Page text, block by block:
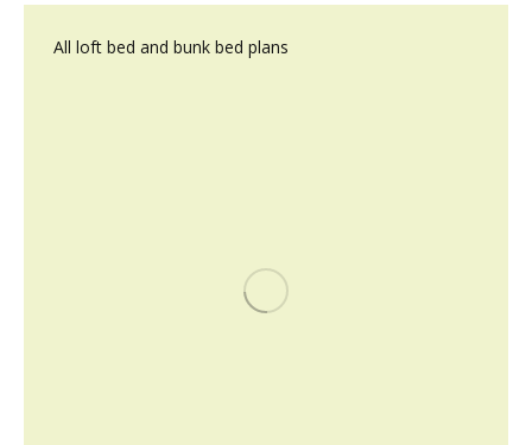
All loft bed and bunk bed plans